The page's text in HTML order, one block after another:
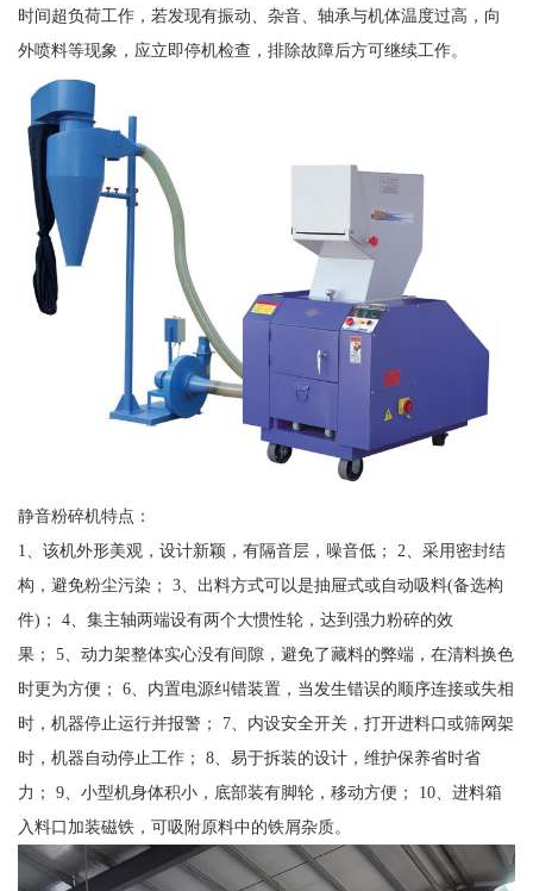
时间超负荷工作，若发现有振动、杂音、轴承与机体温度过高，向
外喷料等现象，应立即停机检查，排除故障后方可继续工作。
静音粉碎机特点：
1、该机外形美观，设计新颖，有隔音层，噪音低； 2、采用密封结
构，避免粉尘污染； 3、出料方式可以是抽屉式或自动吸料(备选构
件)； 4、集主轴两端设有两个大惯性轮，达到强力粉碎的效
果； 5、动力架整体实心没有间隙，避免了藏料的弊端，在清料换色
时更为方便； 6、内置电源纠错装置，当发生错误的顺序连接或失相
时，机器停止运行并报警； 7、内设安全开关，打开进料口或筛网架
时，机器自动停止工作； 8、易于拆装的设计，维护保养省时省
力； 9、小型机身体积小，底部装有脚轮，移动方便； 10、进料箱
入料口加装磁铁，可吸附原料中的铁屑杂质。